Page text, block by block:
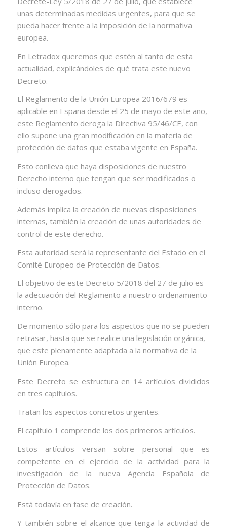
unas determinadas medidas urgentes, para que se
pueda hacer frente a la imposición de la normativa
europea.
En Letradox queremos que estén al tanto de esta
actualidad, explicándoles de qué trata este nuevo
Decreto.
El Reglamento de la Unión Europea 2016/679 es
aplicable en España desde el 25 de mayo de este año,
este Reglamento deroga la Directiva 95/46/CE, con
ello supone una gran modificación en la materia de
protección de datos que estaba vigente en España.
Esto conlleva que haya disposiciones de nuestro
Derecho interno que tengan que ser modificados o
incluso derogados.
Además implica la creación de nuevas disposiciones
internas, también la creación de unas autoridades de
control de este derecho.
Esta autoridad será la representante del Estado en el
Comité Europeo de Protección de Datos.
El objetivo de este Decreto 5/2018 del 27 de julio es
la adecuación del Reglamento a nuestro ordenamiento
interno.
De momento sólo para los aspectos que no se pueden
retrasar, hasta que se realice una legislación orgánica,
que este plenamente adaptada a la normativa de la
Unión Europea.
Este Decreto se estructura en 14 artículos divididos
en tres capítulos.
Tratan los aspectos concretos urgentes.
El capítulo 1 comprende los dos primeros artículos.
Estos artículos versan sobre personal que es
competente en el ejercicio de la actividad para la
investigación de la nueva Agencia Española de
Protección de Datos.
Está todavía en fase de creación.
Y también sobre el alcance que tenga la actividad de